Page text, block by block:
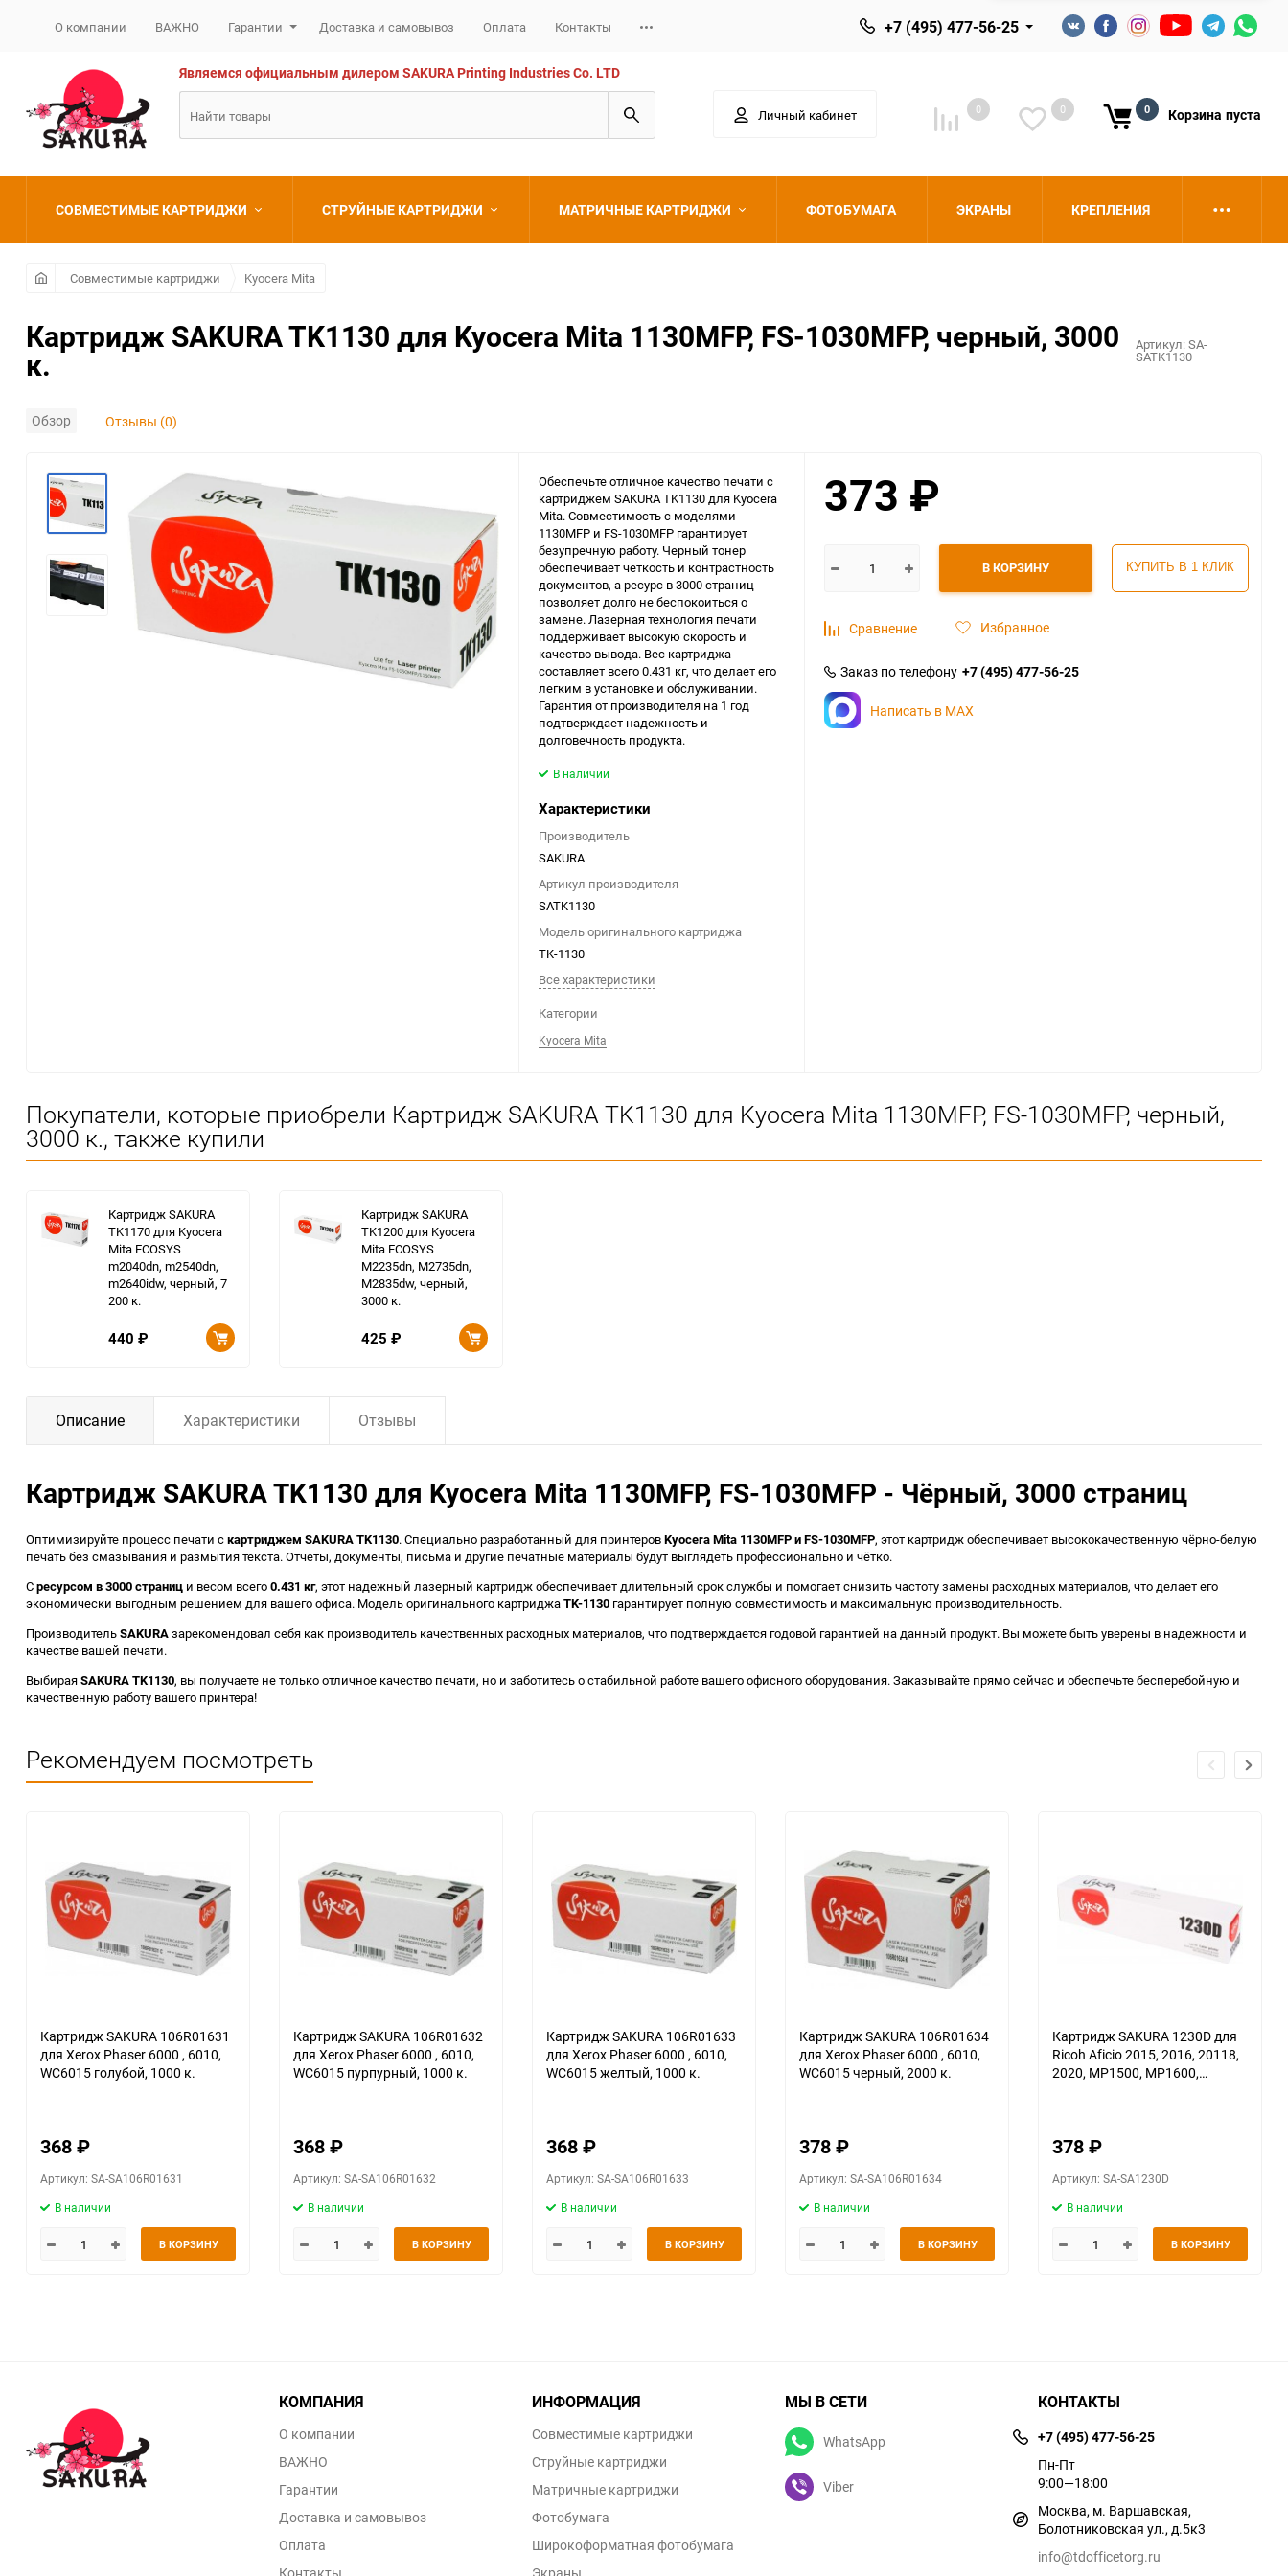
О компании ВАЖНО Гарантии Доставка и самовывоз Оплата Контакты +7 (495) 477-56-25
Являемся официальным дилером SAKURA Printing Industries Co. LTD
Личный кабинет 0 0 0 Корзина пуста
Brother
Epson
HP
Kyocera Mita
Lexmark
OKI
СОВМЕСТИМЫЕ КАРТРИДЖИ
Canon
СТРУЙНЫЕ КАРТРИДЖИ МАТРИЧНЫЕ КАРТРИДЖИ ФОТОБУМАГА ЭКРАНЫ КРЕПЛЕНИЯ
Совместимые картриджи Kyocera Mita
Картридж SAKURA TK1130 для Kyocera Mita 1130MFP, FS-1030MFP, черный, 3000
к.
Артикул:SA-
SATK1130
Обзор Отзывы (0)
Обеспечьте отличное качество печати с
картриджем SAKURA TK1130 для Kyocera
Mita. Совместимость с моделями
1130MFP и FS-1030MFP гарантирует
безупречную работу. Черный тонер
обеспечивает четкость и контрастность
документов, а ресурс в 3000 страниц
позволяет долго не беспокоиться о
замене. Лазерная технология печати
поддерживает высокую скорость и
качество вывода. Вес картриджа
составляет всего 0.431 кг, что делает его
легким в установке и обслуживании.
Гарантия от производителя на 1 год
подтверждает надежность и
долговечность продукта.
В наличии
Характеристики
Производитель
SAKURA
Артикул производителя
SATK1130
Модель оригинального картриджа
TK-1130
Все характеристики
Категории
Kyocera Mita
373 ₽
В КОРЗИНУ КУПИТЬ В 1 КЛИК
Сравнение Избранное
Заказ по телефону +7 (495) 477-56-25
Написать в MAX
Покупатели, которые приобрели Картридж SAKURA TK1130 для Kyocera Mita 1130MFP, FS-1030MFP, черный,
3000 к., также купили
Картридж SAKURA
TK1170 для Kyocera
Mita ECOSYS
m2040dn, m2540dn,
m2640idw, черный, 7
200 к.
440 ₽
Картридж SAKURA
TK1200 для Kyocera
Mita ECOSYS
M2235dn, M2735dn,
M2835dw, черный,
3000 к.
425 ₽
Описание Характеристики Отзывы
Картридж SAKURA TK1130 для Kyocera Mita 1130MFP, FS-1030MFP - Чёрный, 3000 страниц
Оптимизируйте процесс печати скартриджем SAKURA TK1130. Специально разработанный для принтеровKyocera Mita 1130MFP и FS-1030MFP, этот картридж обеспечивает высококачественную чёрно-белую
печать без смазывания и размытия текста. Отчеты, документы, письма и другие печатные материалы будут выглядеть профессионально и чётко.
Сресурсом в 3000 страниц и весом всего0.431 кг, этот надежный лазерный картридж обеспечивает длительный срок службы и помогает снизить частоту замены расходных материалов, что делает его
экономически выгодным решением для вашего офиса. Модель оригинального картриджаTK-1130 гарантирует полную совместимость и максимальную производительность.
ПроизводительSAKURAзарекомендовал себя как производитель качественных расходных материалов, что подтверждается годовой гарантией на данный продукт. Вы можете быть уверены в надежности и
качестве вашей печати.
ВыбираяSAKURA TK1130, вы получаете не только отличное качество печати, но и заботитесь о стабильной работе вашего офисного оборудования. Заказывайте прямо сейчас и обеспечьте бесперебойную и
качественную работу вашего принтера!
Рекомендуем посмотреть
Картридж SAKURA 106R01631
для Xerox Phaser 6000 , 6010,
WC6015 голубой, 1000 к.
368₽
Артикул: SA-SA106R01631
В наличии
В КОРЗИНУ
Картридж SAKURA 106R01632
для Xerox Phaser 6000 , 6010,
WC6015 пурпурный, 1000 к.
368₽
Артикул: SA-SA106R01632
В наличии
В КОРЗИНУ
Картридж SAKURA 106R01633
для Xerox Phaser 6000 , 6010,
WC6015 желтый, 1000 к.
368₽
Артикул: SA-SA106R01633
В наличии
В КОРЗИНУ
Картридж SAKURA 106R01634
для Xerox Phaser 6000 , 6010,
WC6015 черный, 2000 к.
378₽
Артикул: SA-SA106R01634
В наличии
В КОРЗИНУ
Картридж SAKURA 1230D для
Ricoh Aficio 2015, 2016, 20118,
2020, MP1500, MP1600,
378₽
Артикул: SA-SA1230D
В наличии
В КОРЗИНУ
КОМПАНИЯ
О компании
ВАЖНО
Гарантии
Доставка и самовывоз
Оплата
ИНФОРМАЦИЯ
Совместимые картриджи
Струйные картриджи
Матричные картриджи
Фотобумага
Широкоформатная фотобумага
МЫ В СЕТИ
WhatsApp
Viber
КОНТАКТЫ
+7 (495) 477-56-25
Пн-Пт
9:00—18:00
Москва, м. Варшавская,
Болотниковская ул., д.5к3
info@tdofficetorg.ru